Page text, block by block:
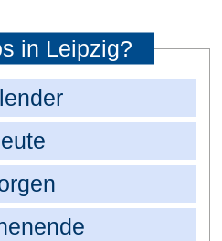
in Leipzig?